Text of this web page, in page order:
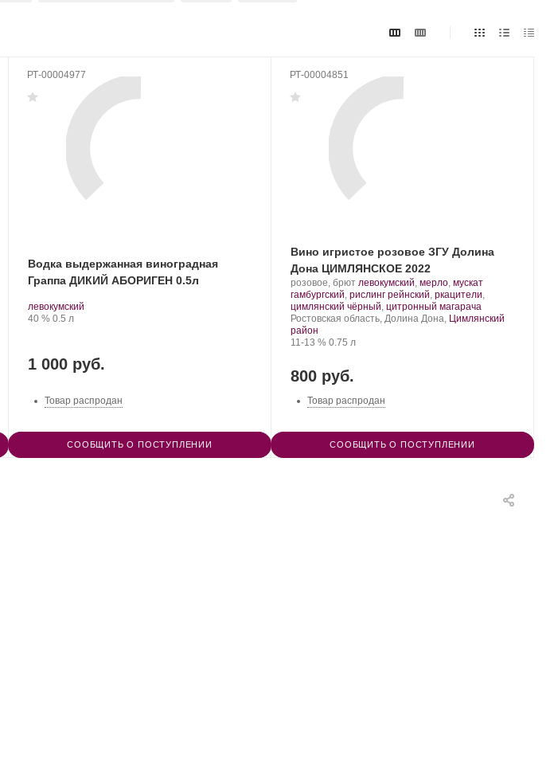
РТ-00004977
Водка выдержанная виноградная
Граппа ДИКИЙ АБОРИГЕН 0.5л
Производитель:
КВКЗ
.
Сорт
левокумский
Крепость
40 %. Объем
0.5 л
1 000 руб.
Товар распродан
СООБЩИТЬ О ПОСТУПЛЕНИИ
РТ-00004851
Вино игристое розовое ЗГУ Долина
Дона ЦИМЛЯНСКОЕ 2022
Производитель:
Цимлянские
Вина.
розовое, брют .
Сорт
винограда:
левокумский, мерло, мускат
гамбургский, рислинг рейнский, ркацители,
цимлянский чёрный, цитронный магарача
Регион:
Ростовская область, Долина Дона, Цимлянский
район
Крепость
11-13 %. Объем
0.75 л
800 руб.
Товар распродан
СООБЩИТЬ О ПОСТУПЛЕНИИ